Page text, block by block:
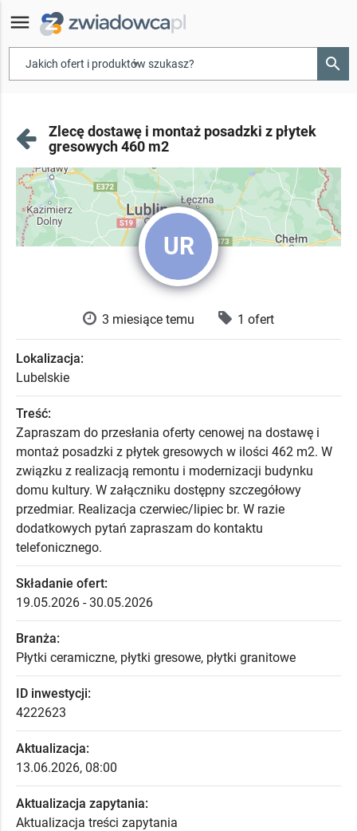
menu
▾ search
Zlecę dostawę i montaż posadzki z płytek
gresowych 460 m2
UR
3 miesiące temu 1 ofert
Lokalizacja:
Lubelskie
Treść:
Zapraszam do przesłania oferty cenowej na dostawę i
montaż posadzki z płytek gresowych w ilości 462 m2. W
związku z realizacją remontu i modernizacji budynku
domu kultury. W załączniku dostępny szczegółowy
przedmiar. Realizacja czerwiec/lipiec br. W razie
dodatkowych pytań zapraszam do kontaktu
telefonicznego.
Składanie ofert:
19.05.2026 - 30.05.2026
Branża:
Płytki ceramiczne, płytki gresowe, płytki granitowe
ID inwestycji:
4222623
Aktualizacja:
13.06.2026, 08:00
Aktualizacja zapytania:
Aktualizacja treści zapytania